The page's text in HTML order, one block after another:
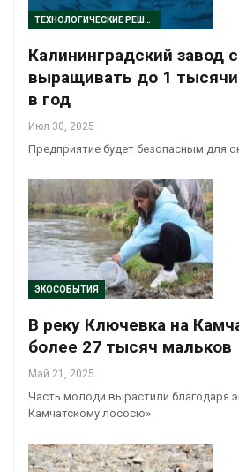
ТЕХНОЛОГИЧЕСКИЕ РЕШЕНИЯ
Калининградский завод
выращивать до 1
в год
Июл 30, 2025
Предприятие будет безопасным для
ЭКОСОБЫТИЯ
В реку Ключевка на
более 27 тысяч мальков
Май 21, 2025
Часть молоди вырастили благодаря
Камчатскому лососю»